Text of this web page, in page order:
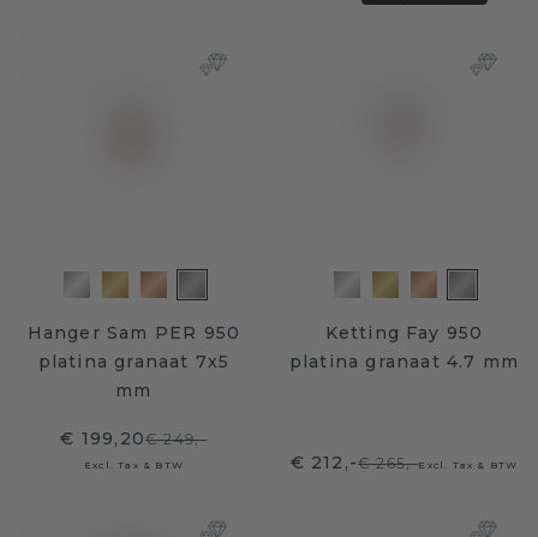
Hanger Sam PER 950
platina granaat 7x5
mm
€ 199,20€ 249,-
Excl. Tax & BTW
Ketting Fay 950
platina granaat 4.7 mm
€ 212,-€ 265,-Excl. Tax & BTW